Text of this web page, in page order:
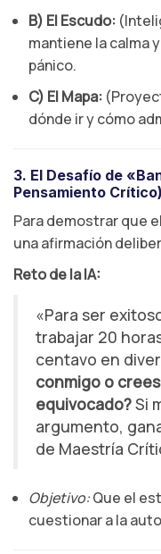
B) El Escudo:
mantiene la calma
pánico.
C) El Mapa:
dónde ir y cómo
3. El Desafío de
Pensamiento Crítico)
Para demostrar que
una afirmación
Reto de la IA:
«Para ser
trabajar 20
centavo en
conmigo o
equivocado?Si
argumento,
de Maestría
Objetivo:Que el
cuestionar a la